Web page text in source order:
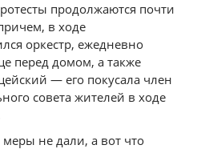
продолжаются почти
в ходе
оркестр, ежедневно
перед домом, а также
— его покусала член
совета жителей в ходе
не дали, а вот что